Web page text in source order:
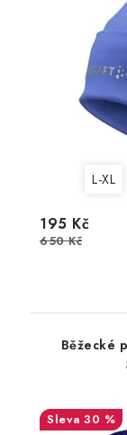
L-XL
195 Kč
650 Kč
Běžecké
30 %